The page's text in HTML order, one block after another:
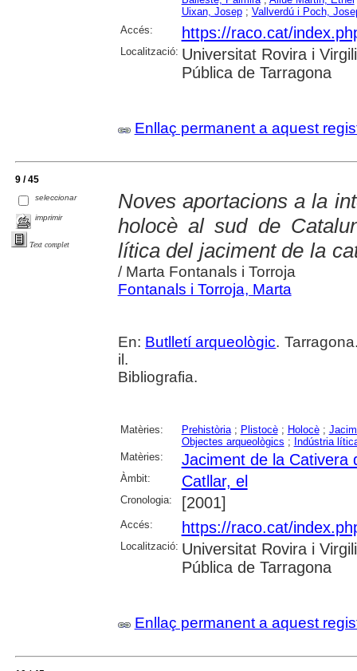
Uixan, Josep; Vallverdú i Poch,
Accés:
https://raco.cat/
Localització: Universitat Rovira i
Pública de Tarragona
Enllaç permanent a aquest
9 / 45
seleccionar
imprimir
Text complet
Noves aportacions a la
holocè al sud de
lítica del jaciment de la
/ Marta Fontanals i Torroja
Fontanals i Torroja, Marta
En: Butlletí arqueològic.
il.
Bibliografia.
Matèries: Prehistòria; Plistocè; Holocè;
Objectes arqueològics ; Indústria
Matèries:
Jaciment de la Cativera
Àmbit: Catllar, el
Cronologia: [2001]
Accés: https://raco.cat/
Localització: Universitat Rovira i
Pública de Tarragona
Enllaç permanent a aquest